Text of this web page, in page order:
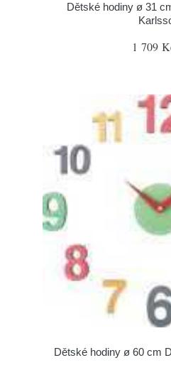
Dětské hodiny ø 31
1 709
Dětské hodiny ø 60 cm